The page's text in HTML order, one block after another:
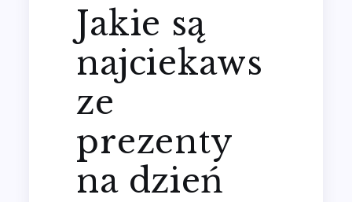
Jakie są
najciekaws
ze
prezenty
na dzień